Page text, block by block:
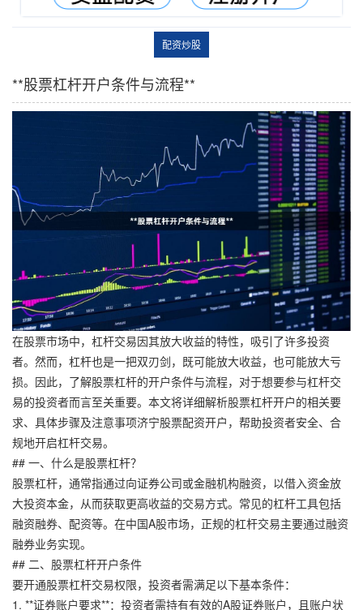
配资炒股
**股票杠杆开户条件与流程**
在股票市场中，杠杆交易因其放大收益的特性，吸引了许多投资
者。然而，杠杆也是一把双刃剑，既可能放大收益，也可能放大亏
损。因此，了解股票杠杆的开户条件与流程，对于想要参与杠杆交
易的投资者而言至关重要。本文将详细解析股票杠杆开户的相关要
求、具体步骤及注意事项济宁股票配资开户，帮助投资者安全、合
规地开启杠杆交易。
## 一、什么是股票杠杆？
股票杠杆，通常指通过向证券公司或金融机构融资，以借入资金放
大投资本金，从而获取更高收益的交易方式。常见的杠杆工具包括
融资融券、配资等。在中国A股市场，正规的杠杆交易主要通过融资
融券业务实现。
## 二、股票杠杆开户条件
要开通股票杠杆交易权限，投资者需满足以下基本条件：
1. **证券账户要求**：投资者需持有有效的A股证券账户，且账户状